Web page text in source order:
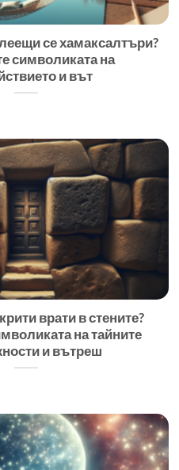
се хамаксалтъри?
символиката на
и вът
врати в стените?
на тайните
и вътреш